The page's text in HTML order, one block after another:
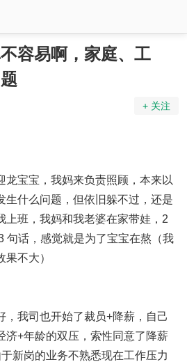
容易啊，家庭、工
+ 关注
龙宝宝，我妈来负责照顾，本来以
生什么问题，但依旧躲不过，还是
上班，我妈和我老婆在家带娃，2
句话，感觉就是为了宝宝在熬（我
不大）
，我司也开始了裁员+降薪，自己
济+年龄的双压，索性同意了降薪
新岗的业务不熟悉现在工作压力